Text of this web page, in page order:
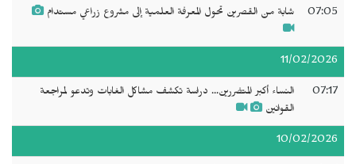
07:05 شابة من القصرين تحول المعرفة العلمية إلى مشروع زراعي مستدام
11/02/2026
07:17
النساء أكبر المتضررين... دراسة تكشف مشاكل الغابات وتدعو لمراجعة
القوانين
10/02/2026